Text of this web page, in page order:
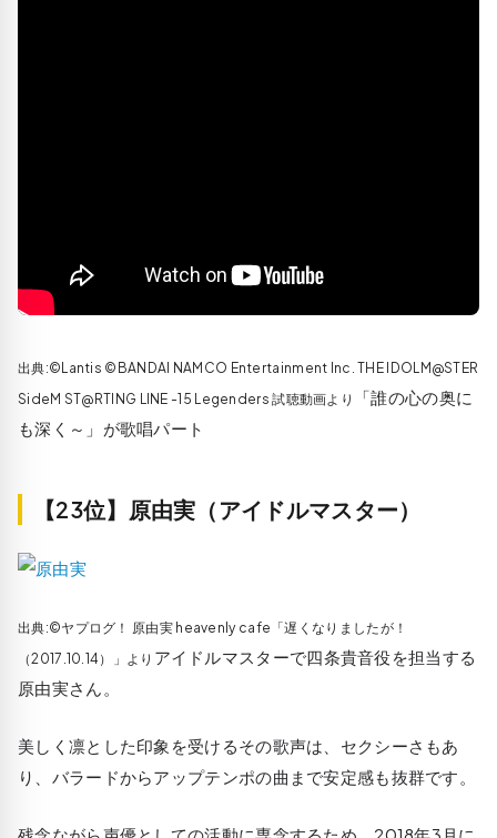
出典:©Lantis ©BANDAI NAMCO Entertainment Inc. THE IDOLM@STER
SideM ST@RTING LINE -15 Legenders 試聴動画より
「誰の心の奥に
も深く～」が歌唱パート
【23位】原由実（アイドルマスター）
出典:©ヤプログ！ 原由実 heavenly cafe「遅くなりましたが！
（2017.10.14）」より アイドルマスターで四条貴音役を担当する
原由実さん。
美しく凛とした印象を受けるその歌声は、セクシーさもあ
り、バラードからアップテンポの曲まで安定感も抜群です。
残念ながら声優としての活動に専念するため、2018年3月に